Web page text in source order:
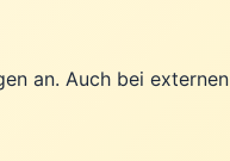
an. Auch bei externen